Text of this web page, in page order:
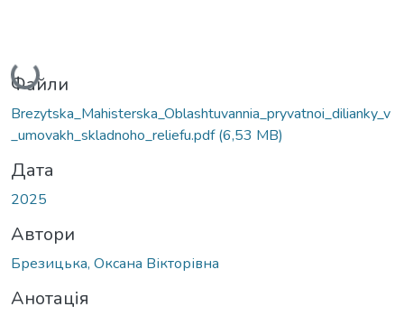
Вантажиться...
Файли
Brezytska_Mahisterska_Oblashtuvannia_pryvatnoi_dilianky_v
_umovakh_skladnoho_reliefu.pdf(6,53 MB)
Дата
2025
Автори
Брезицька, Оксана Вікторівна
Анотація